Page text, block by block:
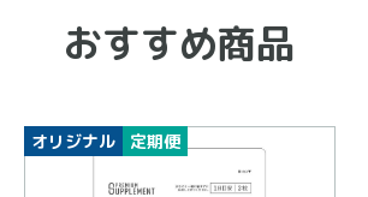
おすすめ商品
オリジナル 定期便